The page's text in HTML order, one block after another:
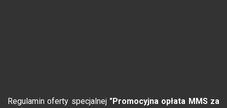
Regulamin oferty specjalnej "Promocyjna opłata MMS za